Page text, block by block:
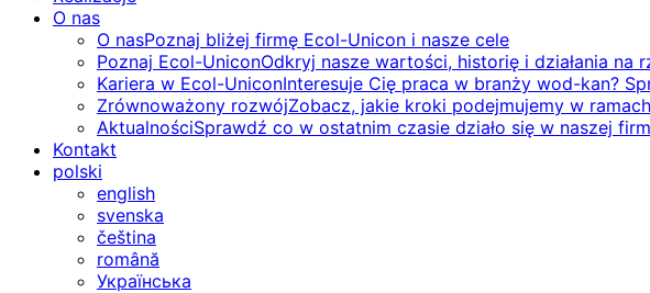
O nas
O nasPoznaj bliżej firmę Ecol-Unicon i nasze cele
Poznaj Ecol-UniconOdkryj nasze wartości, historię i działania na
Kariera w Ecol-UniconInteresuje Cię praca w branży wod-kan?
Zrównoważony rozwójZobacz, jakie kroki podejmujemy w
AktualnościSprawdź co w ostatnim czasie działo się w naszej
Kontakt
polski
english
svenska
čeština
română
Українська